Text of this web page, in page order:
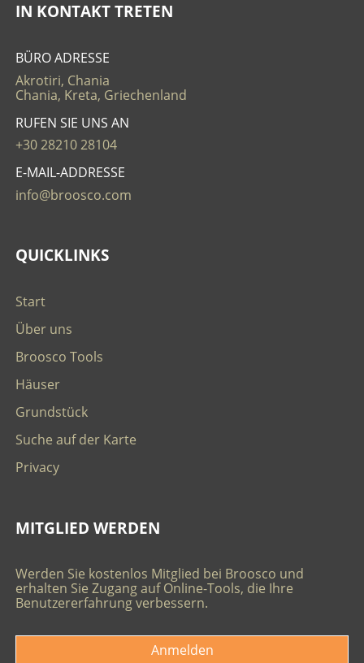
IN KONTAKT TRETEN
BÜRO ADRESSE
Akrotiri, Chania
Chania, Kreta, Griechenland
RUFEN SIE UNS AN
+30 28210 28104
E-MAIL-ADDRESSE
info@broosco.com
QUICKLINKS
Start
Über uns
Broosco Tools
Häuser
Grundstück
Suche auf der Karte
Privacy
MITGLIED WERDEN
Werden Sie kostenlos Mitglied bei Broosco und
erhalten Sie Zugang auf Online-Tools, die Ihre
Benutzererfahrung verbessern.
Anmelden